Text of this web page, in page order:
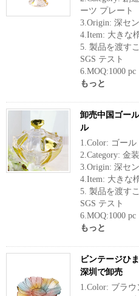
ーツ プレート
3.Origin: 深セン
4.Item: 大きな
5. 製品を渡す
SGS テスト
6.MOQ:1000 pc
もっと
卸売中国ゴー
ル
1.Color: ゴー
2.Category: 金
3.Origin: 深セン
4.Item: 大きな
5. 製品を渡す
SGS テスト
6.MOQ:1000 pc
もっと
ビンテージひ
深圳で卸売
1.Color: ブラ